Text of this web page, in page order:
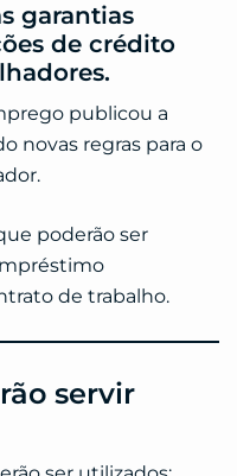
garantias
de crédito
publicou a
novas regras para o
poderão ser
de trabalho.
servir